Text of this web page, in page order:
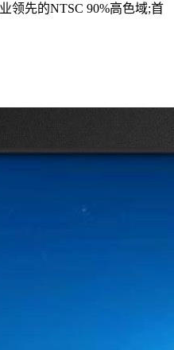
领先的NTSC 90%高色域;首